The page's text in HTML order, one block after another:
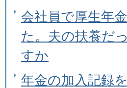
会社員で厚生年
た。夫の扶養だ
すか
年金の加入記録